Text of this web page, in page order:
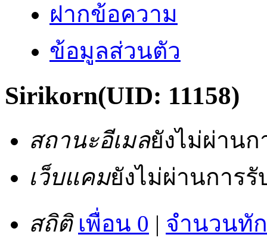
ฝากข้อความ
ข้อมูลส่วนตัว
Sirikorn(UID: 11158)
สถานะอีเมลยังไม่ผ่านก
เว็บแคมยังไม่ผ่านการรั
สถิติ เพื่อน 0 | จำนวนทั